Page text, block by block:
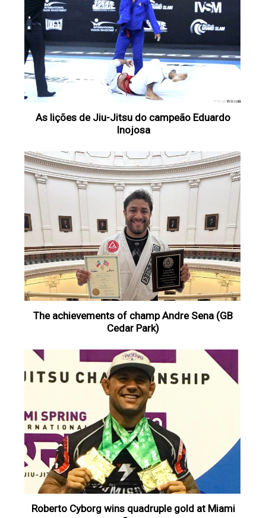
As lições de Jiu-Jitsu do campeão Eduardo
Inojosa
The achievements of champ Andre Sena (GB
Cedar Park)
Roberto Cyborg wins quadruple gold at Miami